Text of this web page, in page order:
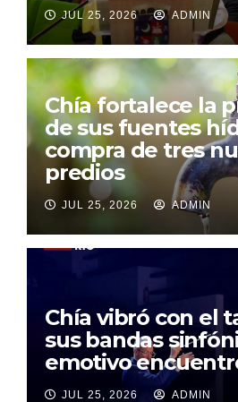
JUL 25, 2026 ADMIN
Chía fortalece la
de sus fuentes
compra de tres
predios
JUL 25, 2026 ADMIN
Chía vibró con el
sus bandas
emotivo
JUL 25, 2026 ADMIN